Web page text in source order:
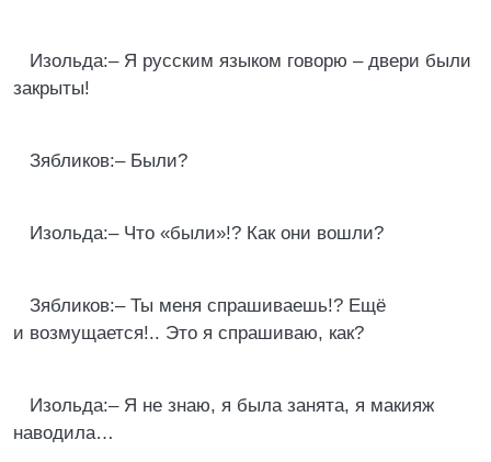
Изольда:– Я русским языком говорю – двери были
закрыты!
Зябликов:– Были?
Изольда:– Что «были»!? Как они вошли?
Зябликов:– Ты меня спрашиваешь!? Ещё
и возмущается!.. Это я спрашиваю, как?
Изольда:– Я не знаю, я была занята, я макияж
наводила…